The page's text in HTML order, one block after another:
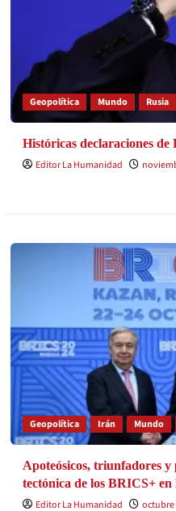
Geopolítica Mundo Rusia
Históricas declaraciones
Editor La Humanidad
Geopolítica Irán Mundo
Apoteósicos, triunfadores y
tectónica de los BRICS+ en
Editor La Humanidad
octubre